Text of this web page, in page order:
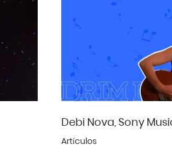
Debi Nova, Sony
Artículos